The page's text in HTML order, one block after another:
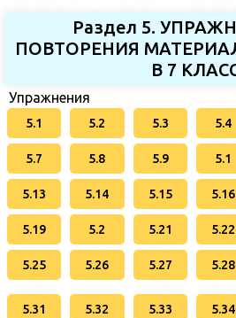
Раздел 5.
ПОВТОРЕНИЯ
В 7
Упражнения
5.1 5.2 5.3 5.4
5.7 5.8 5.9 5.1
5.13 5.14 5.15 5.16
5.19 5.2 5.21 5.22
5.25 5.26 5.27 5.28
5.31 5.32 5.33 5.34